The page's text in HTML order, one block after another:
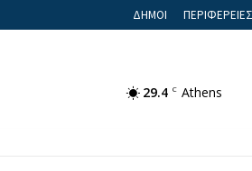
ΔΗΜΟΙ ΠΕΡΙΦΕΡΕΙΕΣ
29.4 C Athens